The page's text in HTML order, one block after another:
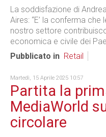
La soddisfazione di
Aires: “E’ la conferma
nostro settore
economica e civile dei
Pubblicato in Retail
Martedì, 15 Aprile 2025 10:57
Partita la
MediaWorld
circolare